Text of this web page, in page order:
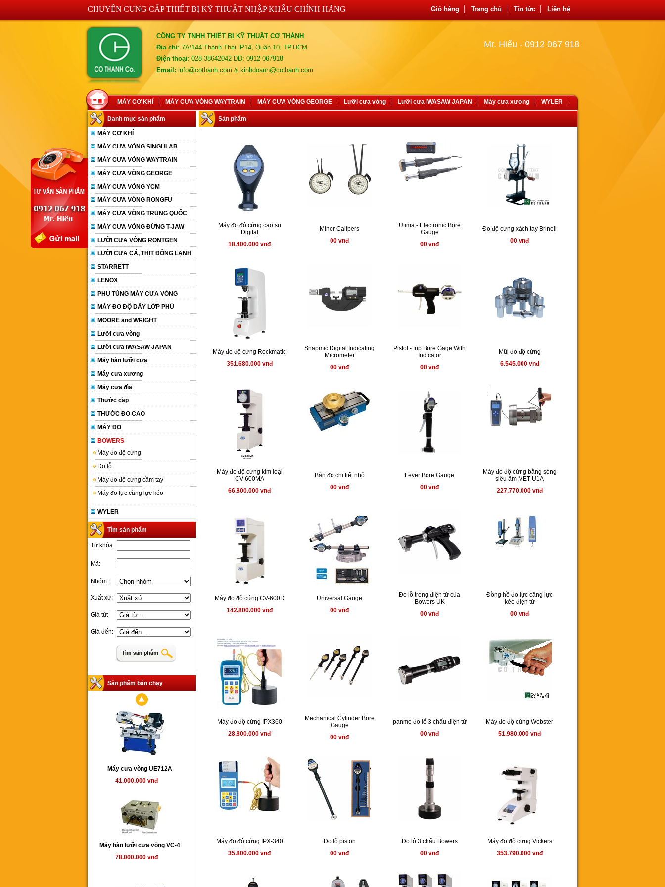
CHUYÊN CUNG CẤP THIẾT BỊ KỸ THUẬT NHẬP KHẨU CHÍNH HÃNG Giỏ hàng Trang chủ Tin tức Liên hệ
CÔNG TY TNHH THIẾT BỊ KỸ THUẬT CƠ THÀNH
Địa chỉ: 7A/144 Thành Thái, P14, Quận 10, TP.HCM
Điện thoại: 028-38642042 DĐ: 0912 067918
Email: info@cothanh.com & kinhdoanh@cothanh.com
Mr. Hiếu - 0912 067 918
MÁY CƠ KHÍ MÁY CƯA VÒNG WAYTRAIN MÁY CƯA VÒNG GEORGE Lưỡi cưa vòng Lưỡi cưa IWASAW JAPAN Máy cưa xương WYLER
Danh mục sản phẩm
MÁY CƠ KHÍ
MÁY CƯA VÒNG SINGULAR
MÁY CƯA VÒNG WAYTRAIN
MÁY CƯA VÒNG GEORGE
MÁY CƯA VÒNG YCM
MÁY CƯA VÒNG RONGFU
MÁY CƯA VÒNG TRUNG QUỐC
MÁY CƯA VÒNG ĐỨNG T-JAW
LƯỠI CƯA VÒNG RONTGEN
LƯỠI CƯA CÁ, THỊT ĐÔNG LẠNH
STARRETT
LENOX
PHỤ TÙNG MÁY CƯA VÒNG
MÁY ĐO ĐỘ DẦY LỚP PHỦ
MOORE and WRIGHT
Lưỡi cưa vòng
Lưỡi cưa IWASAW JAPAN
Máy hàn lưỡi cưa
Máy cưa xương
Máy cưa đĩa
Thước cặp
THƯỚC ĐO CAO
MÁY ĐO
BOWERS
Máy đo độ cứng
Đo lỗ
Máy đo độ cứng cầm tay
Máy đo lực căng lực kéo
WYLER
Tìm sản phẩm
Từ khóa:
Mã:
Nhóm:
Xuất xứ:
Giá từ:
Giá đến:
Sản phẩm bán chạy
Máy cưa vòng UE712A
41.000.000 vnđ
Máy hàn lưỡi cưa vòng VC-4
78.000.000 vnđ
Sản phẩm
Máy đo độ cứng cao su
Digital
18.400.000 vnđ
Minor Calipers
00 vnđ
Utima - Electronic Bore
Gauge
00 vnđ
Đo độ cứng xách tay Brinell
00 vnđ
Máy đo độ cứng Rockmatic
351.680.000 vnđ
Snapmic Digital Indicating
Micrometer
00 vnđ
Pistol - frip Bore Gage With
Indicator
00 vnđ
Mũi đo độ cứng
6.545.000 vnđ
Máy đo độ cứng kim loại
CV-600MA
66.800.000 vnđ
Bàn đo chi tiết nhỏ
00 vnđ
Lever Bore Gauge
00 vnđ
Máy đo độ cứng bằng sóng
siêu âm MET-U1A
227.770.000 vnđ
Máy đo độ cứng CV-600D
142.800.000 vnđ
Universal Gauge
00 vnđ
Đo lỗ trong điện tử của
Bowers UK
00 vnđ
Đồng hồ đo lực căng lực
kéo điện tử
00 vnđ
Máy đo độ cứng IPX360
28.800.000 vnđ
Mechanical Cylinder Bore
Gauge
00 vnđ
panme đo lỗ 3 chấu điện tử
00 vnđ
Máy đo độ cứng Webster
51.980.000 vnđ
Máy đo độ cứng IPX-340
35.800.000 vnđ
Đo lỗ piston
00 vnđ
Đo lỗ 3 chấu Bowers
00 vnđ
Máy đo độ cứng Vickers
353.790.000 vnđ